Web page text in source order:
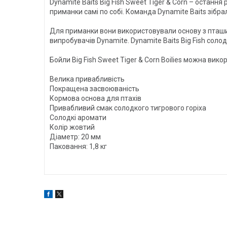
Dynamite Baits Big Fish Sweet Tiger & Corn – остання
приманки самі по собі. Команда Dynamite Baits
Для приманки вони використовували основу з
випробувачів Dynamite. Dynamite Baits Big Fish
Бойли Big Fish Sweet Tiger & Corn Boilies можна
Велика привабливість
Покращена засвоюваність
Кормова основа для птахів
Привабливий смак солодкого тигрового горіха
Солодкі аромати
Колір жовтий
Діаметр: 20 мм
Паковання: 1,8 кг